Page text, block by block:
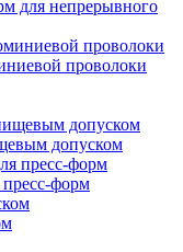
для непрерывного
проволоки
допуском
пресс-форм